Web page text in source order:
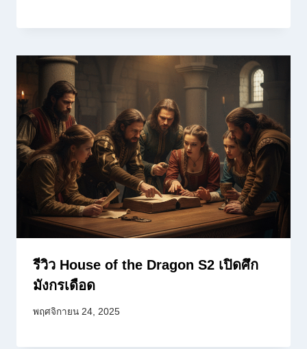
รีวิว House of the Dragon S2 เปิดศึก
มังกรเดือด
พฤศจิกายน 24, 2025